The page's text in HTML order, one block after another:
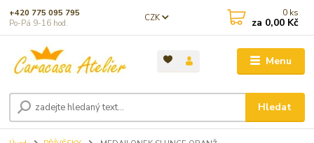
Menu
CZK
Hledat
+420 775 095 795
Po-Pá 9-16 hod.
0 ks
za 0,00 Kč